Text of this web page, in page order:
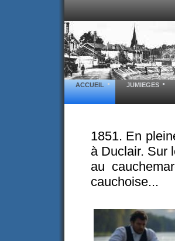
ACCUEIL JUMIEGES
1851. En
à Duclair. Sur
au
cauchoise...